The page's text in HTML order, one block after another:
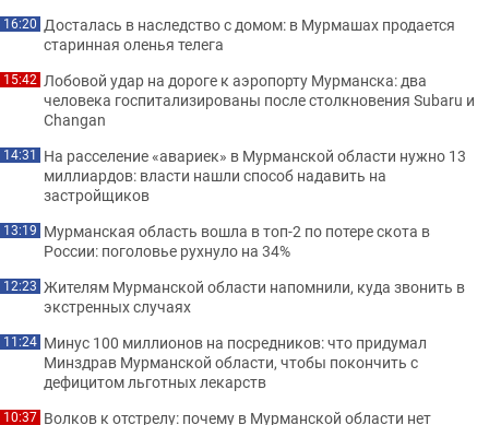
16:20 Досталась в наследство с домом: в Мурмашах продается
старинная оленья телега
15:42 Лобовой удар на дороге к аэропорту Мурманска: два
человека госпитализированы после столкновения Subaru и
Changan
14:31 На расселение «авариек» в Мурманской области нужно 13
миллиардов: власти нашли способ надавить на
застройщиков
13:19 Мурманская область вошла в топ-2 по потере скота в
России: поголовье рухнуло на 34%
12:23 Жителям Мурманской области напомнили, куда звонить в
экстренных случаях
11:24 Минус 100 миллионов на посредников: что придумал
Минздрав Мурманской области, чтобы покончить с
дефицитом льготных лекарств
10:37 Волков к отстрелу: почему в Мурманской области нет